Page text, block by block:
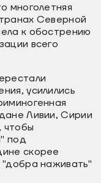
многолетняя
Северной
к обострению
всего
усилились
Ливии, Сирии
чтобы
под
скорее
наживать"